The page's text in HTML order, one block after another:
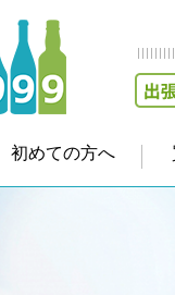
初めての方へ